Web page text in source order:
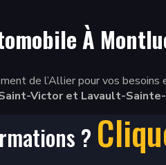
À
de l’Allier pour vos
Victor et Lavault-
?